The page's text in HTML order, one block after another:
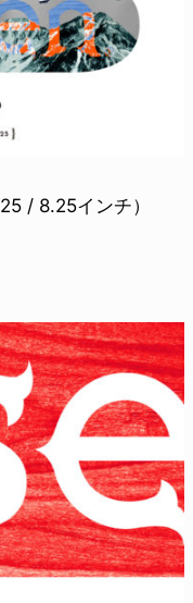
/ 8.25インチ）